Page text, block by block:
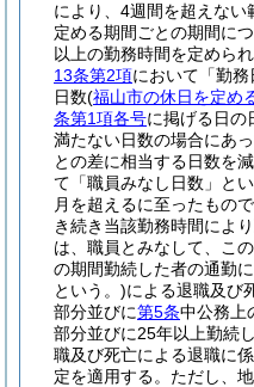
により、4週間を超えな
定める期間ごとの期間に
以上の勤務時間を定めら
13条第2項において「勤
日数(福山市の休日を定め
条第1項各号に掲げる日の
満たない日数の場合にあ
との差に相当する日数を減
て「職員みなし日数」と
月を超えるに至ったもの
き続き当該勤務時間によ
は、職員とみなして、こ
の期間勤続した者の通勤
という。)による退職及び
部分並びに第5条中公務上
部分並びに25年以上勤続
職及び死亡による退職に
定を適用する。 ただし、